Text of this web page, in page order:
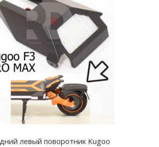
левый поворотник Kugoo